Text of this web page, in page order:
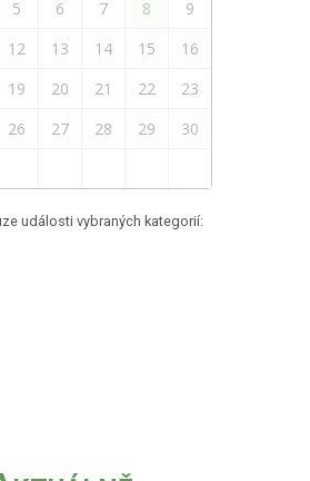
5 6 7 8
9
12 13 14 15
16
19 20 21 22
23
26 27 28 29
30
události vybraných kategorií: